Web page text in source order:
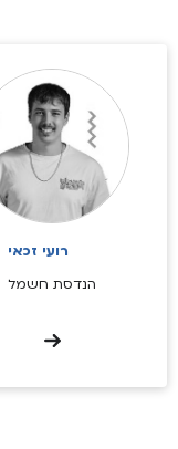
רועי זכאי
הנדסת חשמל